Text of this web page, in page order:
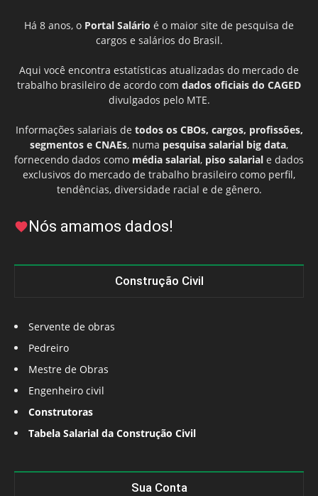
Há 8 anos, o Portal Salário é o maior site de pesquisa de
cargos e salários do Brasil.
Aqui você encontra estatísticas atualizadas do mercado de
trabalho brasileiro de acordo com dados oficiais do CAGED
divulgados pelo MTE.
Informações salariais de todos os CBOs, cargos, profissões,
segmentos e CNAEs, numa pesquisa salarial big data,
fornecendo dados como média salarial, piso salarial e dados
exclusivos do mercado de trabalho brasileiro como perfil,
tendências, diversidade racial e de gênero.
Nós amamos dados!
Construção Civil
Servente de obras
Pedreiro
Mestre de Obras
Engenheiro civil
Construtoras
Tabela Salarial da Construção Civil
Sua Conta